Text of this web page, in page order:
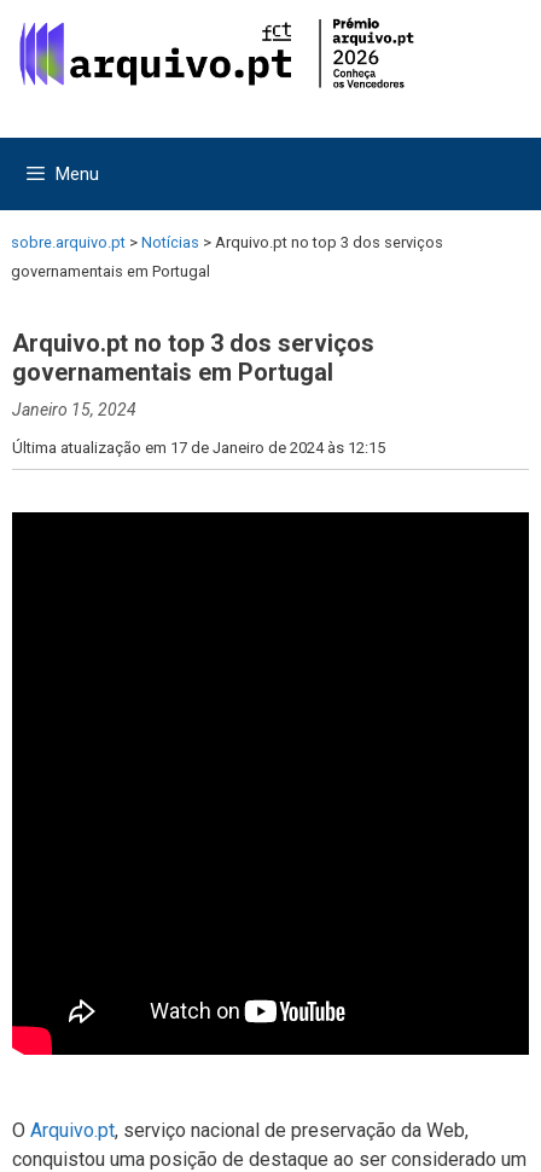
para
para
Menu
sobre.arquivo.pt > Notícias > Arquivo.pt no top 3 dos serviços
governamentais em Portugal
Arquivo.pt no top 3 dos serviços
governamentais em Portugal
Janeiro 15, 2024
Última atualização em 17 de Janeiro de 2024 às 12:15
O Arquivo.pt, serviço nacional de preservação da Web,
conquistou uma posição de destaque ao ser considerado um